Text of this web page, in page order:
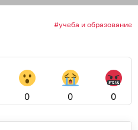
учеба и образование
0 0 0